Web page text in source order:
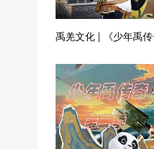
禹羌文化 | 《少年禹传奇